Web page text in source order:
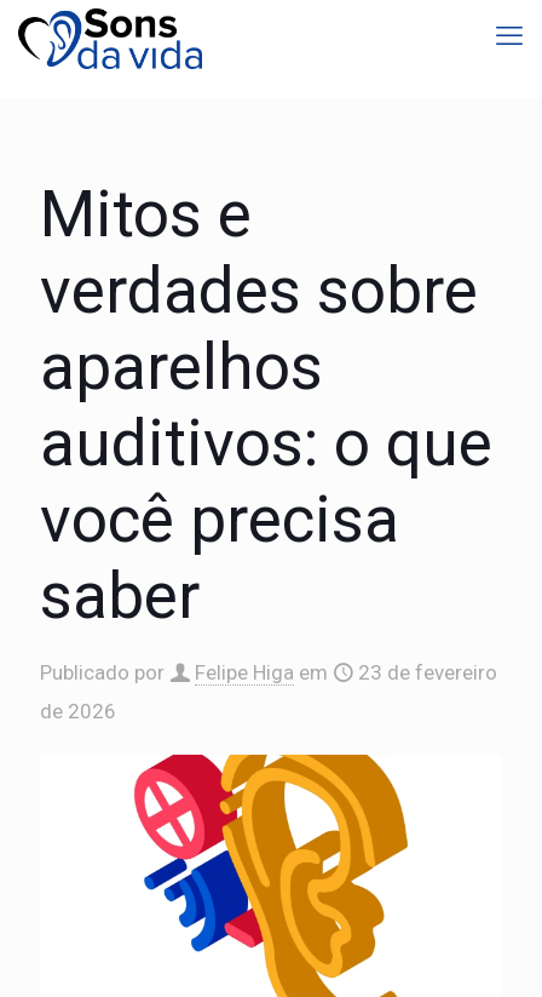
Mitos e
verdades sobre
aparelhos
auditivos: o que
você precisa
saber
Publicado por Felipe Higa em
23 de fevereiro
de 2026